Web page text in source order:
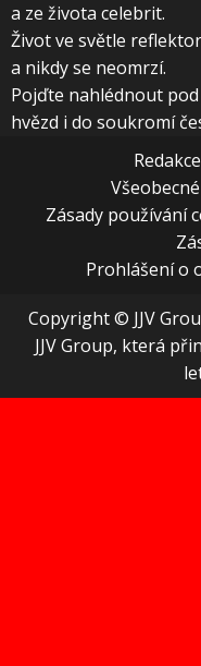
a ze života celebrit.
Život ve světle
a nikdy se neomrzí.
Pojďte nahlédnout
hvězd i do soukromí
Redakce
Zásady používání
Prohlášení o
Copyright © JJV
JJV Group, která